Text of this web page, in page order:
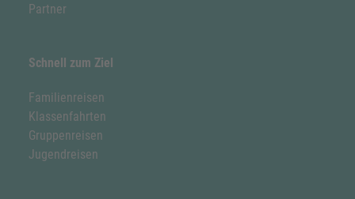
Partner
Schnell zum Ziel
Familienreisen
Klassenfahrten
Gruppenreisen
Jugendreisen